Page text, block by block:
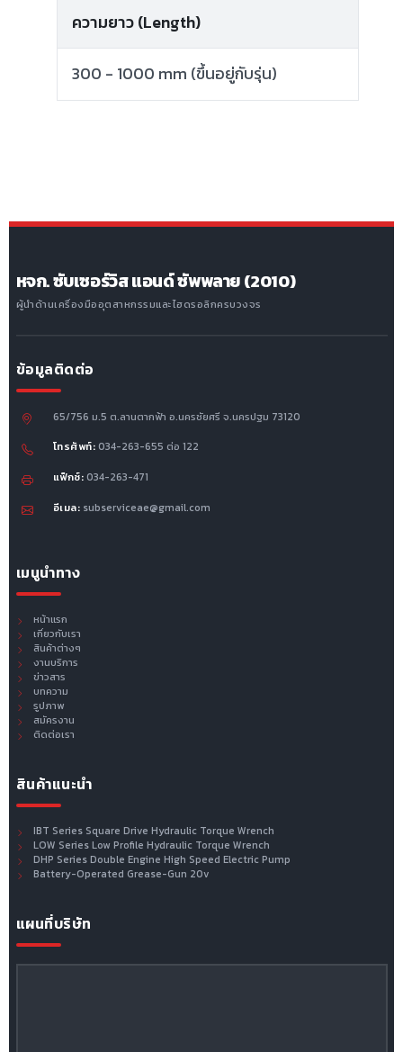
ความยาว (Length)
300 - 1000 mm (ขึ้นอยู่กับรุ่น)
หจก. ซับเซอร์วิส แอนด์ ซัพพลาย (2010)
ผู้นำด้านเครื่องมืออุตสาหกรรมและไฮดรอลิกครบวงจร
ข้อมูลติดต่อ
65/756 ม.5 ต.ลานตากฟ้า อ.นครชัยศรี จ.นครปฐม 73120
โทรศัพท์: 034-263-655 ต่อ 122
แฟ็กซ์: 034-263-471
อีเมล: subserviceae@gmail.com
เมนูนำทาง
หน้าแรก
เกี่ยวกับเรา
สินค้าต่างๆ
งานบริการ
ข่าวสาร
บทความ
รูปภาพ
สมัครงาน
ติดต่อเรา
สินค้าแนะนำ
IBT Series Square Drive Hydraulic Torque Wrench
LOW Series Low Profile Hydraulic Torque Wrench
DHP Series Double Engine High Speed Electric Pump
Battery-Operated Grease-Gun 20v
แผนที่บริษัท